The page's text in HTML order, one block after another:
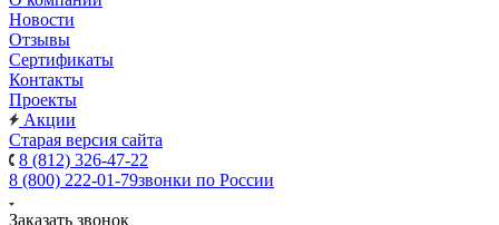
Новости
Отзывы
Сертификаты
Контакты
Проекты
Акции
Старая версия сайта
8 (812) 326-47-22
8 (800) 222-01-79звонки по России
Заказать звонок